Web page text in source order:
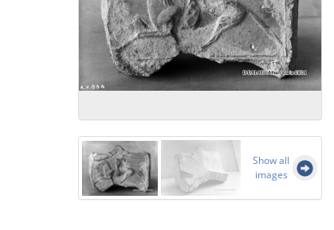
Show all
images